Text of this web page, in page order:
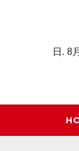
キ
日. 8